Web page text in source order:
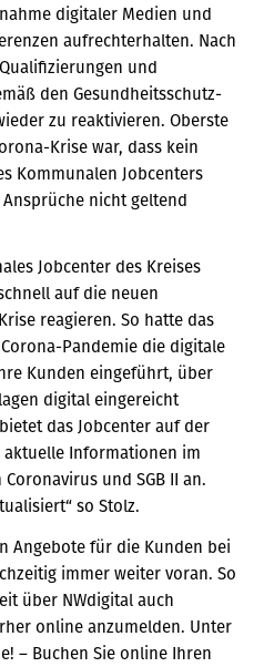
digitaler Medien und
aufrechterhalten. Nach
und
den Gesundheitsschutz-
zu reaktivieren. Oberste
Krise war, dass kein
Kommunalen Jobcenters
nicht geltend
Jobcenter des Kreises
auf die neuen
reagieren. So hatte das
Pandemie die digitale
Kunden eingeführt, über
digital eingereicht
das Jobcenter auf der
aktuelle Informationen im
und SGB II an.
so Stolz.
Angebote für die Kunden bei
immer weiter voran. So
über NWdigital auch
online anzumelden. Unter
– Buchen Sie online Ihren